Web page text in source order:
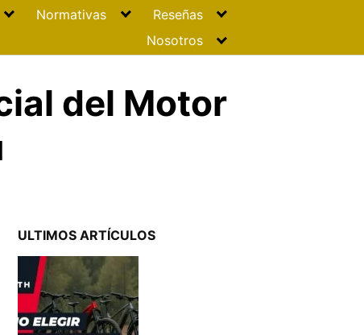
Normativas
Reseñas
Nosotros
del Motor
ULTIMOS ARTÍCULOS